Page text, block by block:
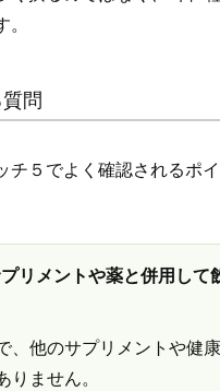
問
チ５でよく確認されるポ
リメントや薬と併用して
、他のサプリメントや健
りません。